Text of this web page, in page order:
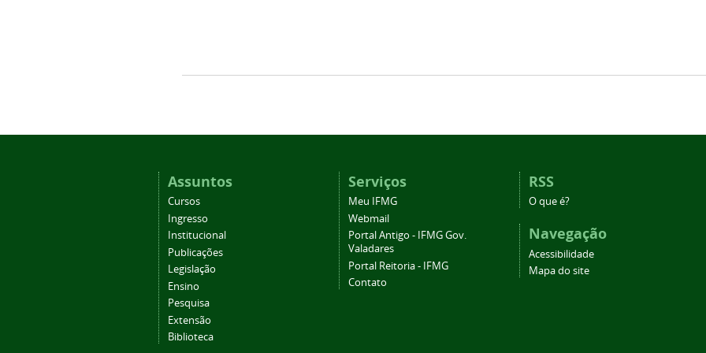
Assuntos
Cursos
Ingresso
Institucional
Publicações
Legislação
Ensino
Pesquisa
Extensão
Biblioteca
Serviços
Meu IFMG
Webmail
Portal Antigo - IFMG Gov.
Valadares
Portal Reitoria - IFMG
Contato
RSS
O que é?
Navegação
Acessibilidade
Mapa do site